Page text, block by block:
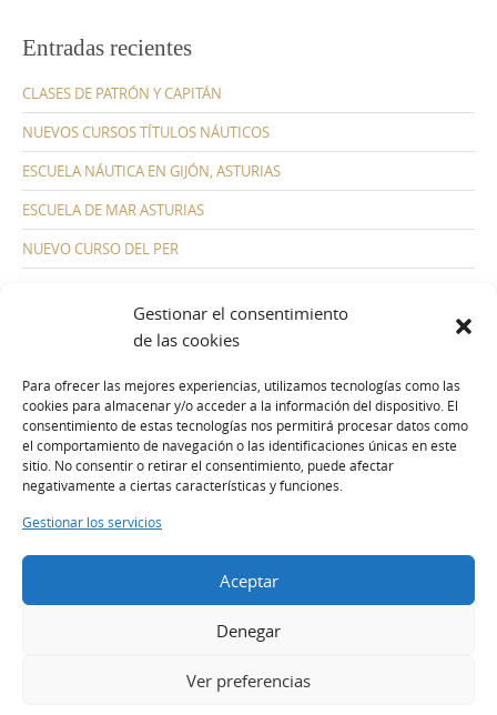
Gestionar el consentimiento
de las cookies
Para ofrecer las mejores experiencias, utilizamos tecnologías como las
cookies para almacenar y/o acceder a la información del dispositivo. El
consentimiento de estas tecnologías nos permitirá procesar datos como
el comportamiento de navegación o las identificaciones únicas en este
sitio. No consentir o retirar el consentimiento, puede afectar
negativamente a ciertas características y funciones.
Gestionar los servicios
Aceptar
Denegar
Ver preferencias
Entradas recientes
CLASES DE PATRÓN Y CAPITÁN
NUEVOS CURSOS TÍTULOS NÁUTICOS
ESCUELA NÁUTICA EN GIJÓN, ASTURIAS
ESCUELA DE MAR ASTURIAS
NUEVO CURSO DEL PER
Calle Vicente Jove, nº 25, bajo (haciendo esquina con la c/ Padre Montero)
Gijón (Asturias)
Correo electrónico:escuelademarasturias@gmail.com
Teléfonos de contacto:678 125 244 //609 031 747
Política de privacidad
Aviso legal
Prácticas Oficiales